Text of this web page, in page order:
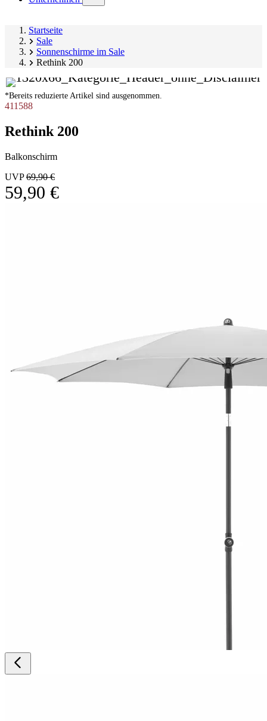
submenu)
Startseite
Sale
Sonnenschirme im Sale
Rethink 200
*Bereits reduzierte Artikel sind ausgenommen.
411588
Rethink 200
Balkonschirm
UVP69,90 €
59,90 €